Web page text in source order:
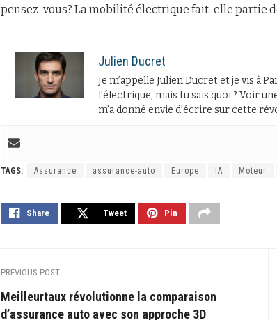
pensez-vous? La mobilité électrique fait-elle partie
Julien Ducret
Je m’appelle Julien Ducret et je vis à
l’électrique, mais tu sais quoi ? Voir
m’a donné envie d’écrire sur cette
TAGS: Assurance assurance-auto Europe IA Moteur
Share Tweet Pin
PREVIOUS POST
Meilleurtaux révolutionne la comparaison
d’assurance auto avec son approche 3D